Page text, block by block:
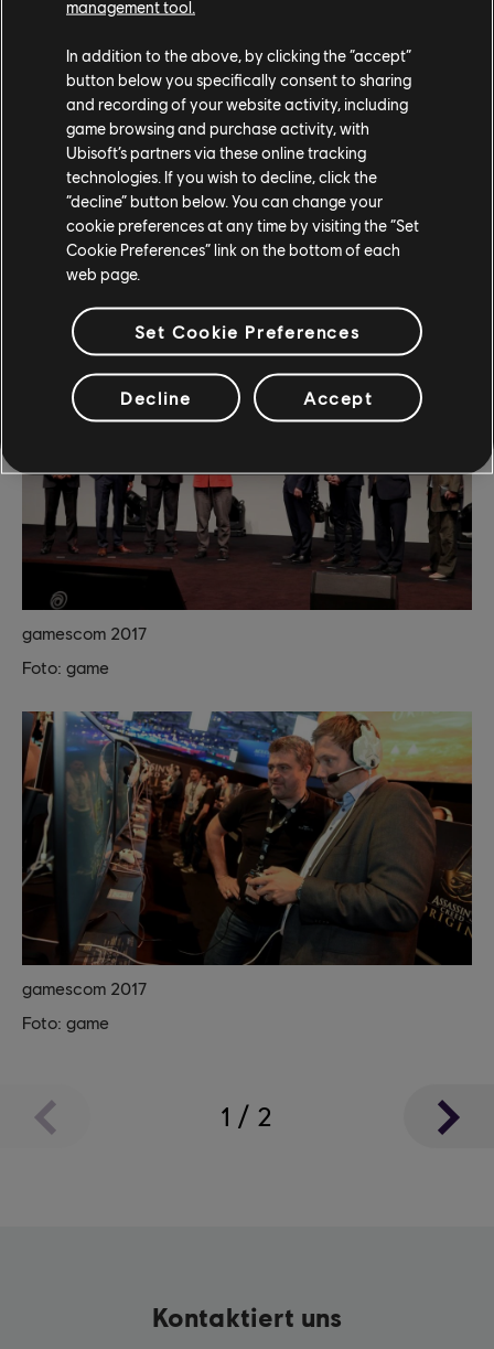
Studiobesuch Düsseldorf 2024
gamescom 2017
Foto: game
gamescom 2017
Foto: game
1 / 2
Kontaktiert uns
management tool.
In addition to the above, by clicking the “accept”
button below you specifically consent to sharing
and recording of your website activity, including
game browsing and purchase activity, with
Ubisoft’s partners via these online tracking
technologies. If you wish to decline, click the
“decline” button below. You can change your
cookie preferences at any time by visiting the “Set
Cookie Preferences” link on the bottom of each
web page.
Set Cookie Preferences
Decline Accept